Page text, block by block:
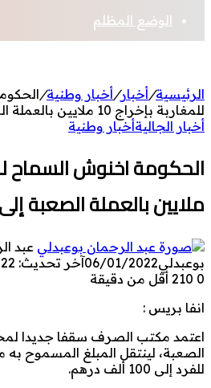
الوضع المظلم
الرئيسية/أخبار/أخبار وطنية/
للمغاربة بإخراج 10 ملايين بالعملة الصعبة إلى الخارج
أخبار الجاليةأخبار وطنية
ملايين بالعملة الصعبة
عبد
بوعبدلي06/01/2022آخر تحديث: 06/01/2022
0
أقل من دقيقة
انفا بريس :
اعتمد مكتب الصرف سقفا جديدا
للفرد إلى 100 ألف درهم.